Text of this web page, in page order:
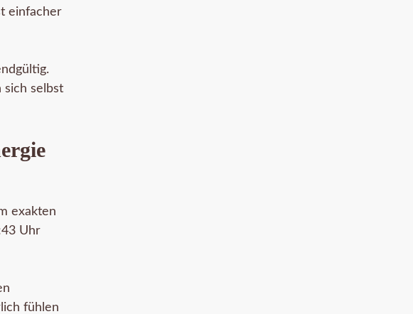
einfacher
sich selbst
exakten
Uhr
fühlen